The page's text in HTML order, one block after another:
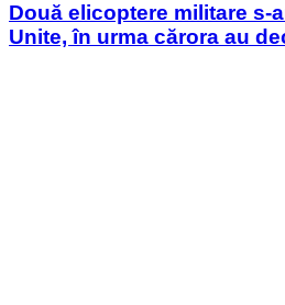
Două elicoptere militare s-
Unite, în urma cărora au